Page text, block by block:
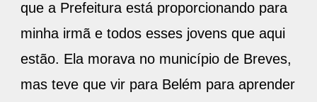
minha irmã e todos esses jovens que aqui
estão. Ela morava no município de Breves,
mas teve que vir para Belém para aprender
uma profissão e ter uma vida melhor”,